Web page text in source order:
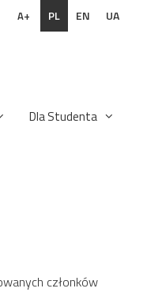
A+ PL EN UA
Dla Studenta
członków